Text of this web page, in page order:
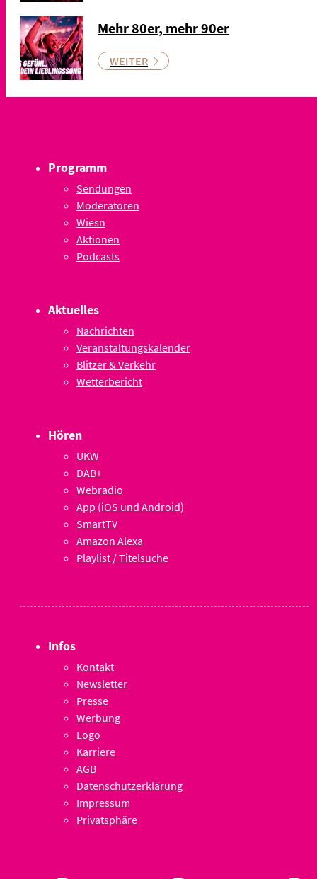
Mehr 80er, mehr 90er
WEITER
Programm
Sendungen
Moderatoren
Wiesn
Aktionen
Podcasts
Aktuelles
Nachrichten
Veranstaltungskalender
Blitzer & Verkehr
Wetterbericht
Hören
UKW
DAB+
Webradio
App (iOS und Android)
SmartTV
Amazon Alexa
Playlist / Titelsuche
Infos
Kontakt
Newsletter
Presse
Werbung
Logo
Karriere
AGB
Datenschutzerklärung
Impressum
Privatsphäre